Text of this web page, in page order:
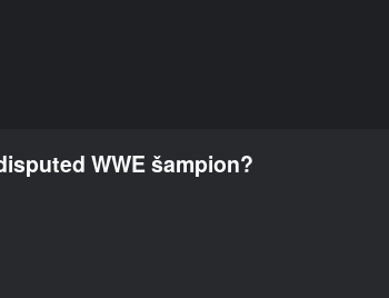
WWE šampion?